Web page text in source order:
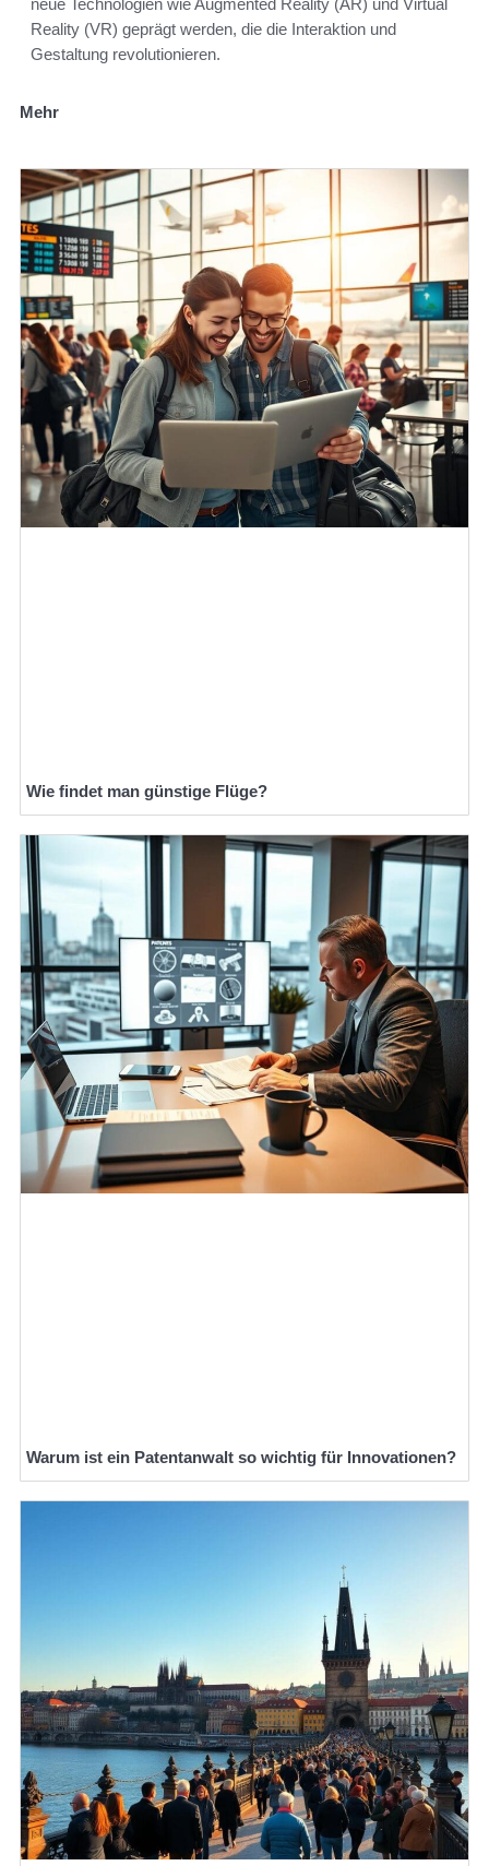
neue Technologien wie Augmented Reality (AR) und Virtual
Reality (VR) geprägt werden, die die Interaktion und
Gestaltung revolutionieren.
Mehr
Wie findet man günstige Flüge?
Warum ist ein Patentanwalt so wichtig für Innovationen?